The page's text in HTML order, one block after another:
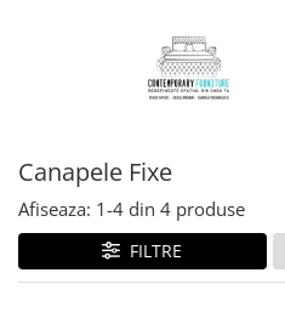
Mobilier si Accesorii pentru HORECA
Canapele Fixe
Afiseaza: 1-4 din 4 produse
FILTRE